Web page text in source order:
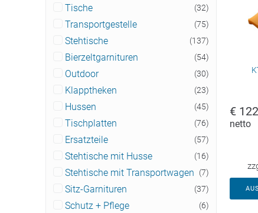
€
netto
Tische (32)
Transportgestelle (75)
Stehtische (137)
Bierzeltgarnituren (54)
Outdoor (30)
Klapptheken (23)
Hussen (45)
Tischplatten (76)
Ersatzteile (57)
Stehtische mit Husse (16)
Stehtische mit Transportwagen (7)
Sitz-Garnituren (37)
Schutz + Pflege (6)